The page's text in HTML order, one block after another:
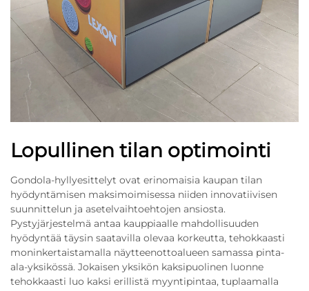
Lopullinen tilan optimointi
Gondola-hyllyesittelyt ovat erinomaisia kaupan tilan
hyödyntämisen maksimoimisessa niiden innovatiivisen
suunnittelun ja asetelvaihtoehtojen ansiosta.
Pystyjärjestelmä antaa kauppiaalle mahdollisuuden
hyödyntää täysin saatavilla olevaa korkeutta, tehokkaasti
moninkertaistamalla näytteenottoalueen samassa pinta-
ala-yksikössä. Jokaisen yksikön kaksipuolinen luonne
tehokkaasti luo kaksi erillistä myyntipintaa, tuplaamalla